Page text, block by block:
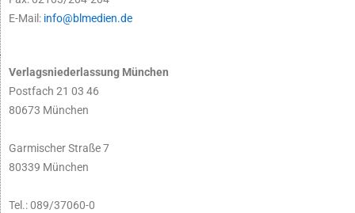
E-Mail: info@blmedien.de
Verlagsniederlassung München
Postfach 21 03 46
80673 München
Garmischer Straße 7
80339 München
Tel.: 089/37060-0